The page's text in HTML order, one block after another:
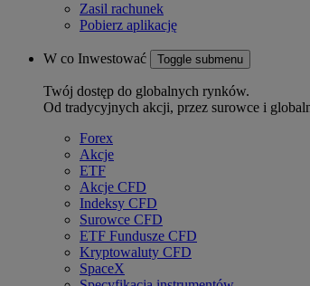
Zasil rachunek
Pobierz aplikację
W co Inwestować Toggle submenu
Twój dostęp do globalnych rynków.
Od tradycyjnych akcji, przez surowce i
Forex
Akcje
ETF
Akcje CFD
Indeksy CFD
Surowce CFD
ETF Fundusze CFD
Kryptowaluty CFD
SpaceX